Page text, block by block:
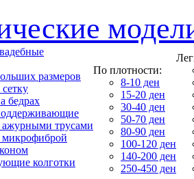
размеров
бедрах
ажурными трусами
микрофиброй
колготки
По плотности:
8-10 ден
15-20 ден
30-40 ден
50-70 ден
80-90 ден
100-120 ден
140-200 ден
250-450 ден